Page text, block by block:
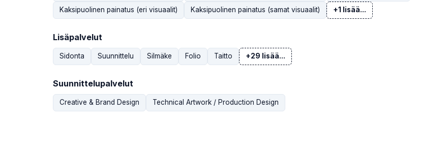
Kaksipuolinen painatus (eri visuaalit) Kaksipuolinen painatus (samat visuaalit) +1 lisää...
Lisäpalvelut
Sidonta Suunnittelu Silmäke Folio Taitto +29 lisää...
Suunnittelupalvelut
Creative & Brand Design Technical Artwork / Production Design